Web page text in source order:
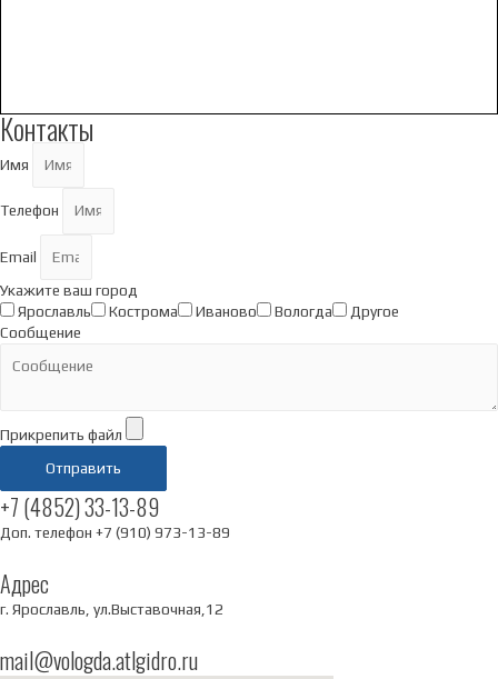
Контакты
Имя
Телефон
Email
Укажите ваш город
Ярославль
Кострома Иваново Вологда
Другое
Сообщение
Прикрепить файл
Отправить
+7 (4852) 33-13-89
Доп. телефон +7 (910) 973-13-89
Адрес
г. Ярославль, ул.Выставочная,12
mail@vologda.atlgidro.ru